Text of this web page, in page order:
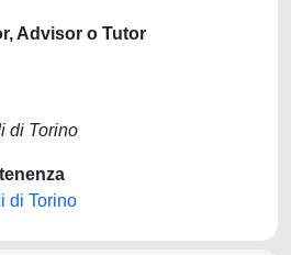
Advisor o Tutor
di Torino
di Torino